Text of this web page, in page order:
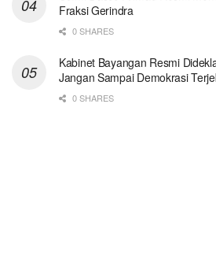
Fraksi Gerindra
0 SHARES
Kabinet Bayangan Resmi
Jangan Sampai Demokrasi
0 SHARES